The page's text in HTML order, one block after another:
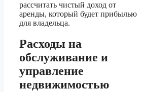
рассчитать чистый доход от
аренды, который будет прибылью
для владельца.
Расходы на
обслуживание и
управление
недвижимостью